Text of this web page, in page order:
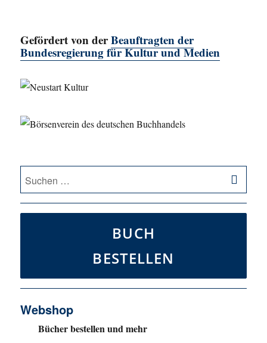
Gefördert von derBeauftragten der
Bundesregierung für Kultur und Medien
Suche
nach:
BUCH
BESTELLEN
Webshop
Bücher bestellen und mehr